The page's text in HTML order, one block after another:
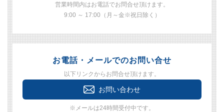
営業時間内はお電話でお問合せ頂けます。
9:00 ～ 17:00（月～金※祝日除く）
お電話・メールでのお問い合せ
以下リンクからお問合せ頂けます。
お問い合わせ
※メールは24時間受付中です。